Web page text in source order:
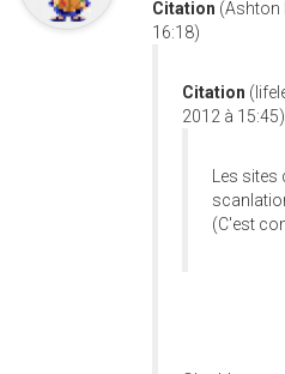
Citation (Ashton
16:18)
Citation
2012 à 15:45)
Les
(C'est